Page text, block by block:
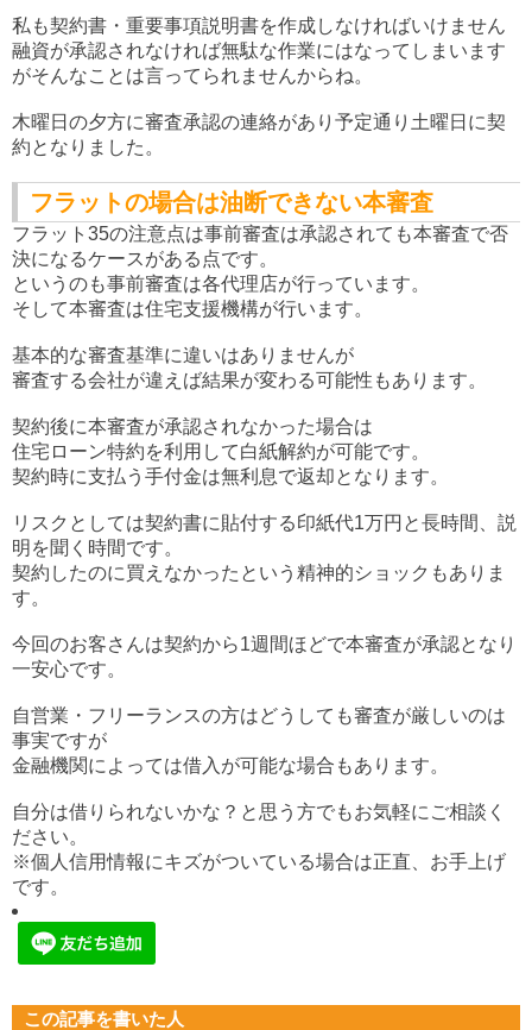
私も契約書・重要事項説明書を作成しなければいけません
融資が承認されなければ無駄な作業にはなってしまいます
がそんなことは言ってられませんからね。
木曜日の夕方に審査承認の連絡があり予定通り土曜日に契
約となりました。
フラットの場合は油断できない本審査
フラット35の注意点は事前審査は承認されても本審査で否
決になるケースがある点です。
というのも事前審査は各代理店が行っています。
そして本審査は住宅支援機構が行います。
基本的な審査基準に違いはありませんが
審査する会社が違えば結果が変わる可能性もあります。
契約後に本審査が承認されなかった場合は
住宅ローン特約を利用して白紙解約が可能です。
契約時に支払う手付金は無利息で返却となります。
リスクとしては契約書に貼付する印紙代1万円と長時間、説
明を聞く時間です。
契約したのに買えなかったという精神的ショックもありま
す。
今回のお客さんは契約から1週間ほどで本審査が承認となり
一安心です。
自営業・フリーランスの方はどうしても審査が厳しいのは
事実ですが
金融機関によっては借入が可能な場合もあります。
自分は借りられないかな？と思う方でもお気軽にご相談く
ださい。
※個人信用情報にキズがついている場合は正直、お手上げ
です。
この記事を書いた人